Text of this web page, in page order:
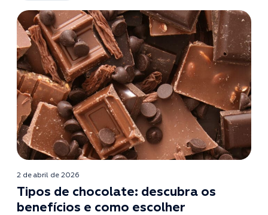
2 de abril de 2026
Tipos de chocolate: descubra os
benefícios e como escolher